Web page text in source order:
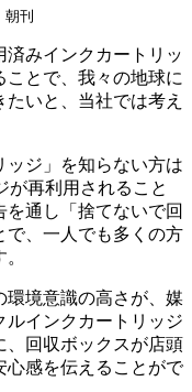
刊
みインクカートリッ
ことで、我々の地球に
いと、当社では考え
ジ」を知らない方は
が再利用されること
通し「捨てないで回
で、一人でも多くの方
境意識の高さが、媒
インクカートリッジ
、回収ボックスが店頭
心感を伝えることがで